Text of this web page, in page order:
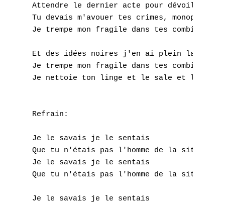
Attendre le dernier acte pour dévoiler ton
Tu devais m'avouer tes crimes,
Je trempe mon fragile dans tes combines
Et des idées noires j'en ai plein la
Je trempe mon fragile dans tes combines
Je nettoie ton linge et le sale et le
Refrain:
Je le savais je le sentais
Que tu n'étais pas l'homme de la situation
Je le savais je le sentais
Que tu n'étais pas l'homme de la situation
Je le savais je le sentais
X
Z